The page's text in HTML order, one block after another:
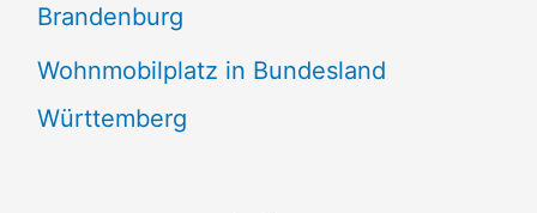
Brandenburg
Wohnmobilplatz in Bundesland
Württemberg